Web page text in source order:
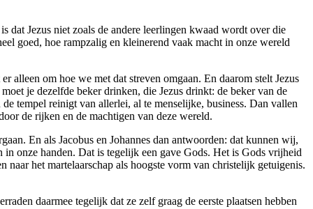
dat Jezus niet zoals de andere leerlingen kwaad wordt over die
goed, hoe rampzalig en kleinerend vaak macht in onze wereld
alleen om hoe we met dat streven omgaan. En daarom stelt Jezus
je dezelfde beker drinken, die Jezus drinkt: de beker van de
tempel reinigt van allerlei, al te menselijke, business. Dan vallen
de rijken en de machtigen van deze wereld.
En als Jacobus en Johannes dan antwoorden: dat kunnen wij,
in onze handen. Dat is tegelijk een gave Gods. Het is Gods vrijheid
het martelaarschap als hoogste vorm van christelijk getuigenis.
daarmee tegelijk dat ze zelf graag de eerste plaatsen hebben